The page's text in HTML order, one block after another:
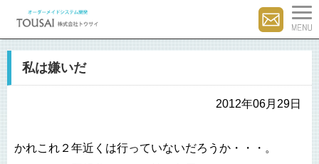
私は嫌いだ
2012年06月29日
かれこれ２年近くは行っていないだろうか・・・。